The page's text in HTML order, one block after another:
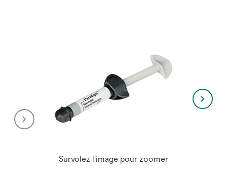
Survolez l'image pour zoomer